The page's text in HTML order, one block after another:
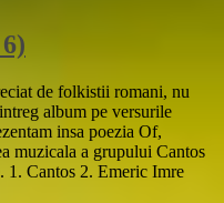
de folkistii romani, nu
album pe versurile
insa poezia Of,
muzicala a grupului Cantos
1. Cantos 2. Emeric Imre